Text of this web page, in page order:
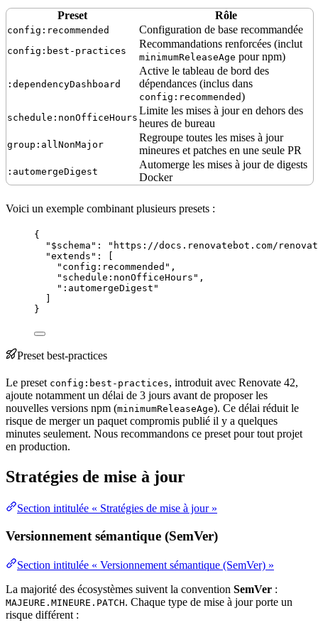
Preset Rôle
config:recommended Configuration de base recommandée
config:best-practices
Recommandations renforcées (inclut
minimumReleaseAge pour npm)
:dependencyDashboard
Active le tableau de bord des
dépendances (inclus dans
config:recommended)
schedule:nonOfficeHours
Limite les mises à jour en dehors des
heures de bureau
group:allNonMajor
Regroupe toutes les mises à jour
mineures et patches en une seule PR
:automergeDigest
Automerge les mises à jour de digests
Docker
Voici un exemple combinant plusieurs presets :
{
"$schema" : " https://docs.renovatebot.com/
"extends" : [
" config:recommended " ,
" schedule:nonOfficeHours " ,
" :automergeDigest "
}
Preset best-practices
Le preset config:best-practices, introduit avec Renovate 42,
ajoute notamment un délai de 3 jours avant de proposer les
nouvelles versions npm (minimumReleaseAge). Ce délai réduit le
risque de merger un paquet compromis publié il y a quelques
minutes seulement. Nous recommandons ce preset pour tout projet
en production.
Stratégies de mise à jour
Section intitulée « Stratégies de mise à jour »
Versionnement sémantique (SemVer)
Section intitulée « Versionnement sémantique (SemVer) »
La majorité des écosystèmes suivent la convention SemVer :
MAJEURE.MINEURE.PATCH. Chaque type de mise à jour porte un
risque différent :